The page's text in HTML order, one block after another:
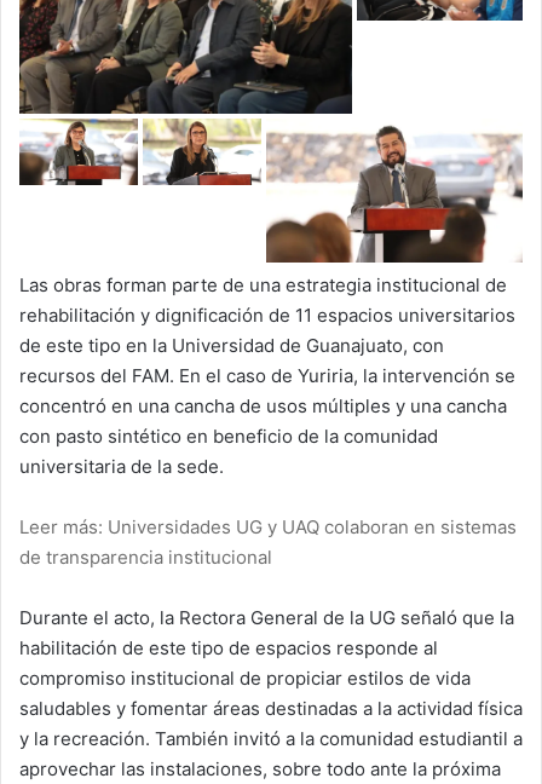
Las obras forman parte de una estrategia institucional de
rehabilitación y dignificación de 11 espacios universitarios
de este tipo en la Universidad de Guanajuato, con
recursos del FAM. En el caso de Yuriria, la intervención se
concentró en una cancha de usos múltiples y una cancha
con pasto sintético en beneficio de la comunidad
universitaria de la sede.
Leer más: Universidades UG y UAQ colaboran en sistemas
de transparencia institucional
Durante el acto, la Rectora General de la UG señaló que la
habilitación de este tipo de espacios responde al
compromiso institucional de propiciar estilos de vida
saludables y fomentar áreas destinadas a la actividad física
y la recreación. También invitó a la comunidad estudiantil a
aprovechar las instalaciones, sobre todo ante la próxima